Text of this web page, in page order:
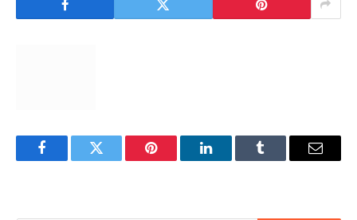
FacebookTwitter Pinterest LinkedInTumblr Email